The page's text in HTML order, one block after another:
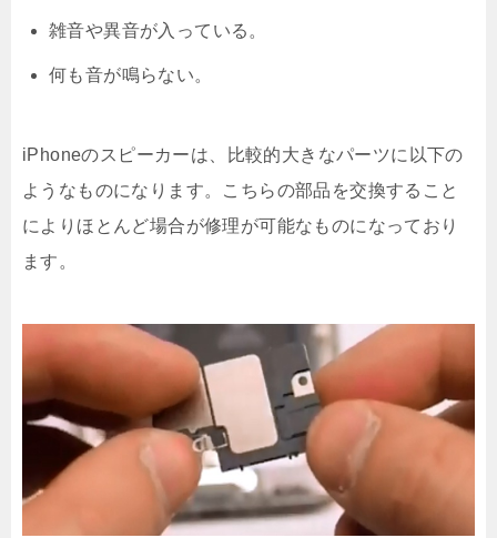
雑音や異音が入っている。
何も音が鳴らない。
iPhoneのスピーカーは、比較的大きなパーツに以下の
ようなものになります。こちらの部品を交換すること
によりほとんど場合が修理が可能なものになっており
ます。